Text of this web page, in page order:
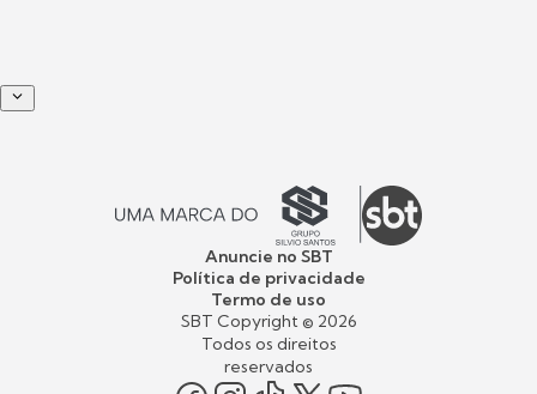
Anuncie no SBT
Política de privacidade
Termo de uso
SBT Copyright © 2026
Todos os direitos
reservados